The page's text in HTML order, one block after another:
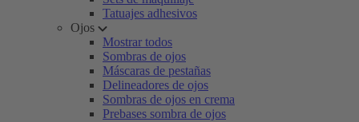
Tatuajes adhesivos
Ojos
Mostrar todos
Sombras de ojos
Máscaras de pestañas
Delineadores de ojos
Sombras de ojos en crema
Prebases sombra de ojos